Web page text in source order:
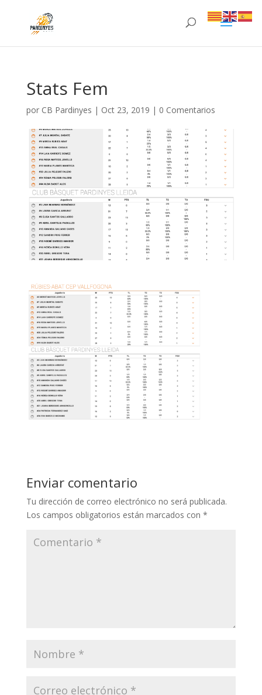
Stats Fem
por CB Pardinyes | Oct 23, 2019 | 0 Comentarios
Enviar comentario
Tu dirección de correo electrónico no será publicada.
Los campos obligatorios están marcados con *